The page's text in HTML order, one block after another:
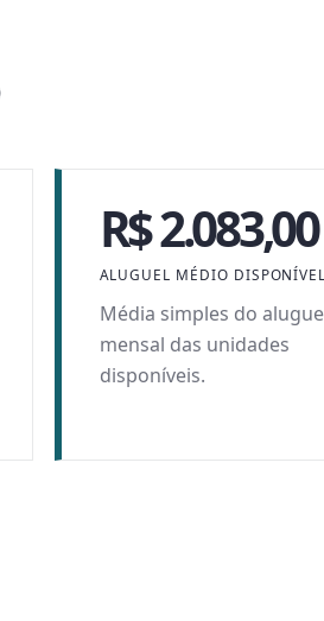
R$ 2.083,00
ALUGUEL MÉDIO DISPONÍVEL
Média simples do
mensal das unidades
disponíveis.